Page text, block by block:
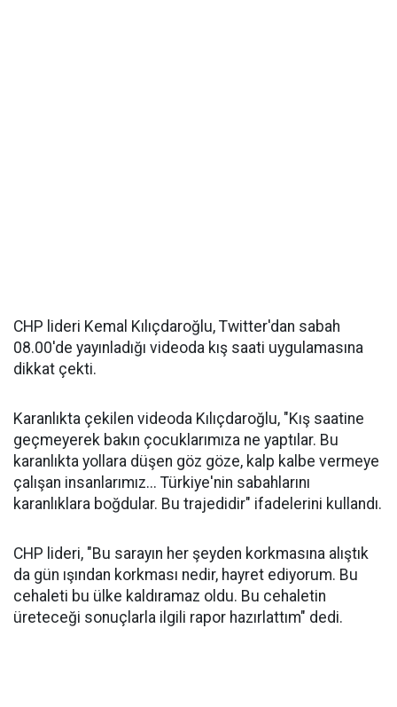
CHP lideri Kemal Kılıçdaroğlu, Twitter'dan sabah
08.00'de yayınladığı videoda kış saati uygulamasına
dikkat çekti.
Karanlıkta çekilen videoda Kılıçdaroğlu, "Kış saatine
geçmeyerek bakın çocuklarımıza ne yaptılar. Bu
karanlıkta yollara düşen göz göze, kalp kalbe vermeye
çalışan insanlarımız... Türkiye'nin sabahlarını
karanlıklara boğdular. Bu trajedidir" ifadelerini kullandı.
CHP lideri, "Bu sarayın her şeyden korkmasına alıştık
da gün ışından korkması nedir, hayret ediyorum. Bu
cehaleti bu ülke kaldıramaz oldu. Bu cehaletin
üreteceği sonuçlarla ilgili rapor hazırlattım" dedi.